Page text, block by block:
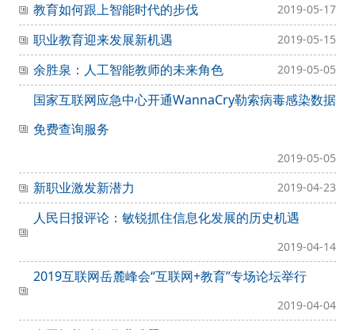
教育如何跟上智能时代的步伐 2019-05-17
职业教育迎来发展新机遇 2019-05-15
余胜泉：人工智能教师的未来角色 2019-05-05
国家互联网应急中心开通WannaCry勒索病毒感染数据
免费查询服务
2019-05-05
新职业激发新潜力 2019-04-23
人民日报评论：敏锐抓住信息化发展的历史机遇
2019-04-14
2019互联网岳麓峰会“互联网+教育”专场论坛举行
2019-04-04